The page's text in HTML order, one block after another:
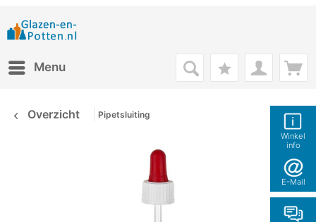
Winkel
info
E-Mail
Menu
Overzicht Pipetsluiting